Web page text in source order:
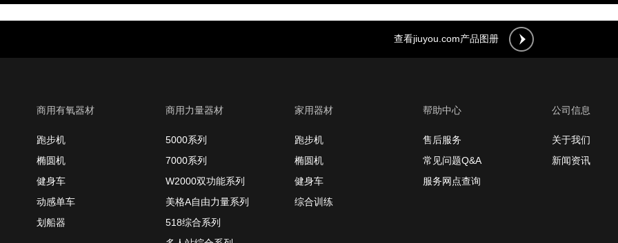
查看jiuyou.com产品图册
商用有氧器材
跑步机
椭圆机
健身车
动感单车
划船器
商用力量器材
5000系列
7000系列
W2000双功能系列
美格A自由力量系列
518综合系列
家用器材
跑步机
椭圆机
健身车
综合训练
帮助中心
售后服务
常见问题Q&A
服务网点查询
公司信息
关于我们
新闻资讯